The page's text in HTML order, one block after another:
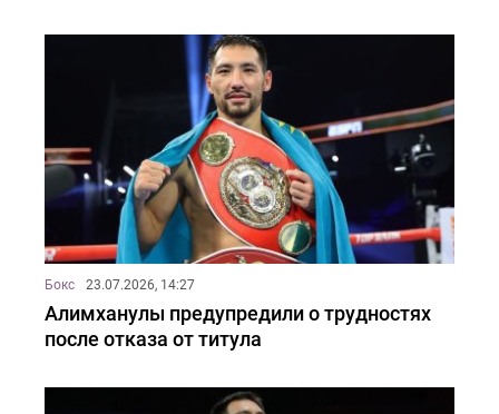
Бокс 23.07.2026, 14:27
Алимханулы предупредили о трудностях
после отказа от титула